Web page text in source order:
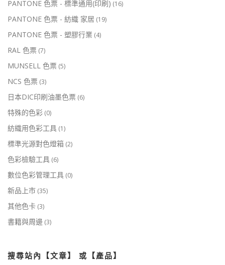
PANTONE 色票 - 標準通用(印刷) (16)
PANTONE 色票 - 紡織 家居 (19)
PANTONE 色票 - 塑膠行業 (4)
RAL 色票 (7)
MUNSELL 色票 (5)
NCS 色票 (3)
日本DIC印刷油墨色票 (6)
特殊的色彩 (0)
紡織用色彩工具 (1)
標準光源對色燈箱 (2)
色彩檢驗工具 (6)
數位色彩管理工具 (0)
新品上市 (35)
其他色卡 (3)
書籍與周邊 (3)
搜尋站內【文章】 或【產品】